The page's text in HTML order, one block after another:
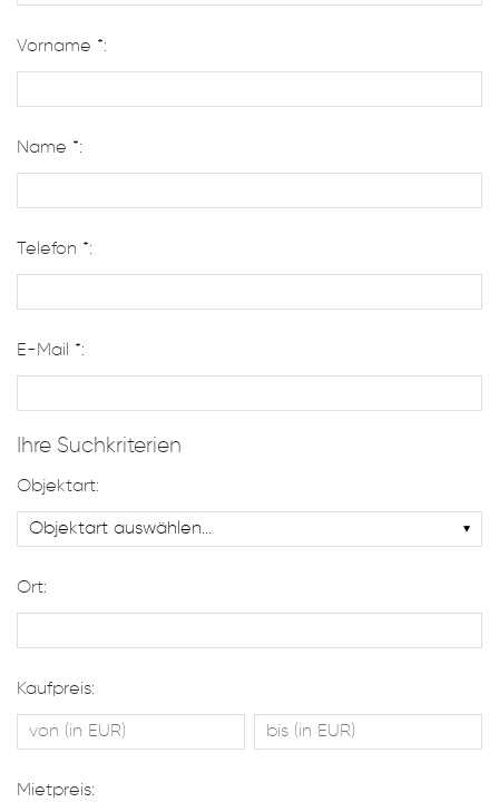
Vorname *:
Name *:
Telefon *:
E-Mail *:
Ihre Suchkriterien
Objektart:
Ort:
Kaufpreis:
Mietpreis: